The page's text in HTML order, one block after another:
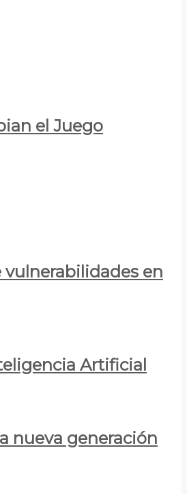
el Juego
vulnerabilidades en
Artificial
nueva generación